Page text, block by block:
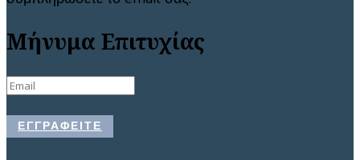
Μήνυμα Επιτυχίας
ΕΓΓΡΑΦΕΊΤΕ